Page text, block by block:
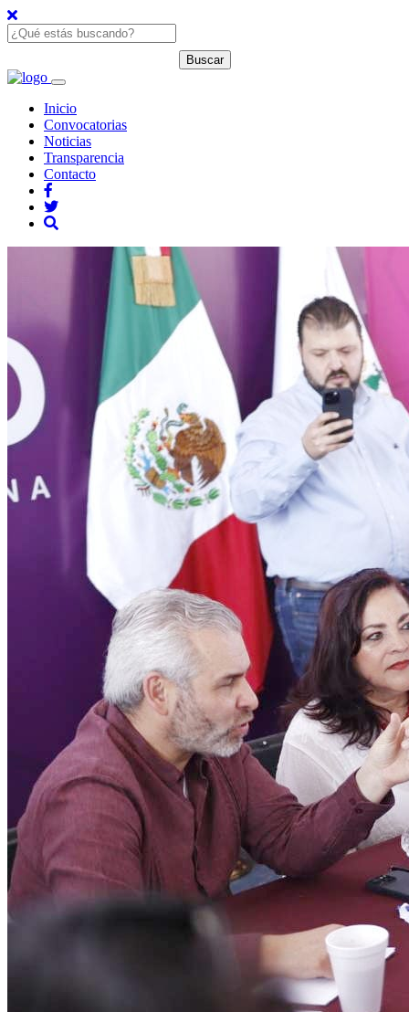
Inicio
Convocatorias
Noticias
Transparencia
Contacto